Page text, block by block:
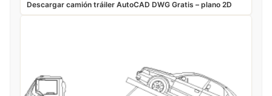
Descargar camión tráiler AutoCAD DWG Gratis – plano 2D